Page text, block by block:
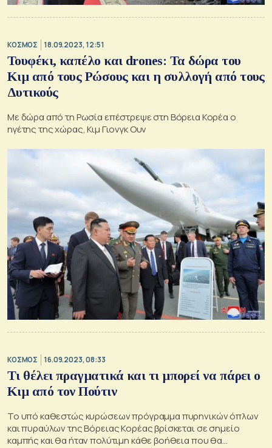
ΚΟΣΜΟΣ 18.09.2023, 12:51
Τουφέκι, καπέλο και drones: Τα δώρα του
Κιμ από τους Ρώσους και η συλλογή από τους
Δυτικούς
Με δώρα από τη Ρωσία επέστρεψε στη Βόρεια Κορέα ο
ηγέτης της χώρας, Κιμ Γιονγκ Ουν
ΚΟΣΜΟΣ 16.09.2023, 08:33
Τι θέλει πραγματικά και τι μπορεί να πάρει ο
Κιμ από τον Πούτιν
Το υπό καθεστώς κυρώσεων πρόγραμμα πυρηνικών όπλων
και πυραύλων της Βόρειας Κορέας βρίσκεται σε σημείο
καμπής και θα ήταν πολύτιμη κάθε βοήθεια που θα